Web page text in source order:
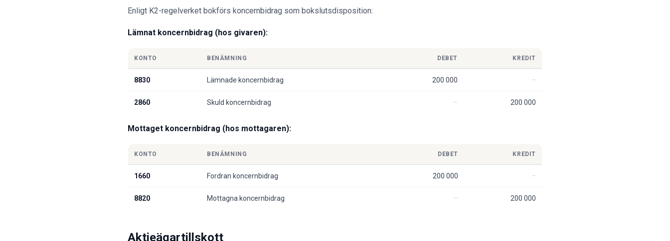
Enligt K2-regelverket bokförs koncernbidrag som bokslutsdisposition:
Lämnat koncernbidrag (hos givaren):
KONTO BENÄMNING DEBET KREDIT
8830 Lämnade koncernbidrag 200 000
2860 Skuld koncernbidrag 200 000
Mottaget koncernbidrag (hos mottagaren):
KONTO BENÄMNING DEBET KREDIT
1660 Fordran koncernbidrag 200 000
8820 Mottagna koncernbidrag 200 000
Aktieägartillskott